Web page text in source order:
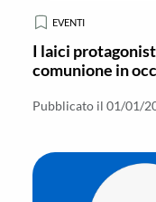
EVENTI
I laici
comunione in
Pubblicato il 01/01/